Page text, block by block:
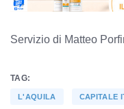
Servizio di Matteo
TAG:
L'AQUILA CAPITALE